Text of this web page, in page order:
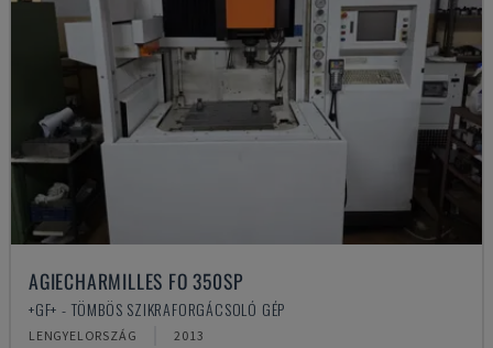
AGIECHARMILLES FO 350SP
+GF+ - TÖMBÖS SZIKRAFORGÁCSOLÓ GÉP
LENGYELORSZÁG 2013